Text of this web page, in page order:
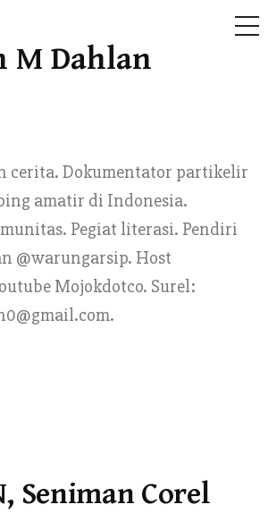
M Dahlan
cerita. Dokumentator partikelir
amatir di Indonesia.
Pegiat literasi. Pendiri
@warungarsip. Host
Mojokdotco. Surel:
Seniman Corel